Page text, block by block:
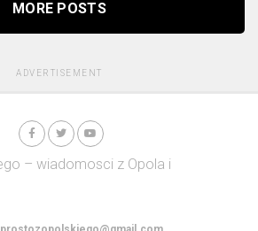
MORE POSTS
ADVERTISEMENT